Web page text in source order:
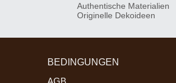
Authentische Materialien
Originelle Dekoideen
BEDINGUNGEN
AGB